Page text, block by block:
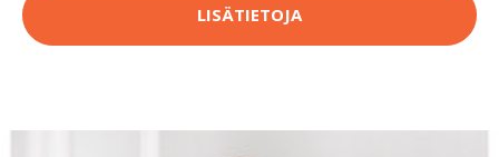
LISÄTIETOJA